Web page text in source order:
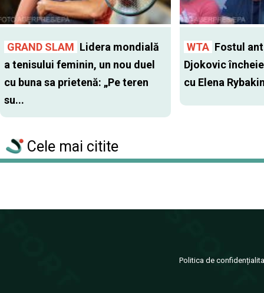
GRAND SLAM Lidera mondială
a tenisului feminin, un nou duel
cu buna sa prietenă: „Pe teren
su...
WTA Fostul
Djokovic
cu Elena
Cele mai citite
Politica de